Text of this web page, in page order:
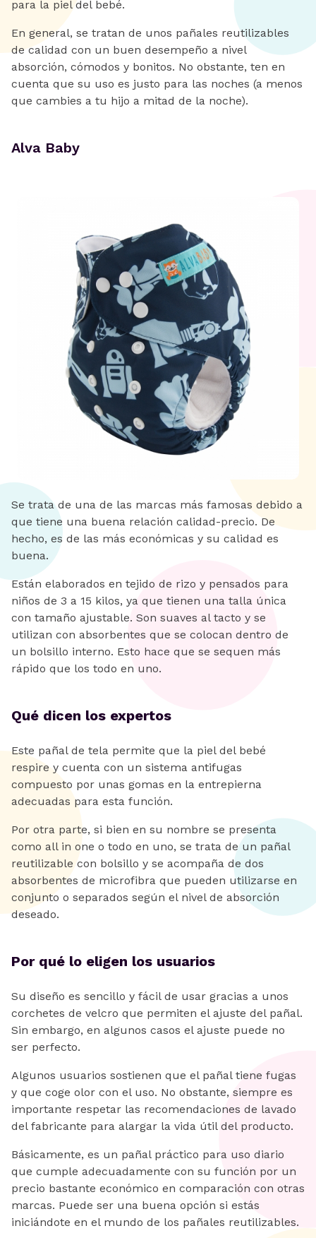
para la piel del bebé.
En general, se tratan de unos pañales reutilizables
de calidad con un buen desempeño a nivel
absorción, cómodos y bonitos. No obstante, ten en
cuenta que su uso es justo para las noches (a menos
que cambies a tu hijo a mitad de la noche).
Alva Baby
Se trata de una de las marcas más famosas debido a
que tiene una buena relación calidad-precio. De
hecho, es de las más económicas y su calidad es
buena.
Están elaborados en tejido de rizo y pensados para
niños de 3 a 15 kilos, ya que tienen una talla única
con tamaño ajustable. Son suaves al tacto y se
utilizan con absorbentes que se colocan dentro de
un bolsillo interno. Esto hace que se sequen más
rápido que los todo en uno.
Qué dicen los expertos
Este pañal de tela permite que la piel del bebé
respire y cuenta con un sistema antifugas
compuesto por unas gomas en la entrepierna
adecuadas para esta función.
Por otra parte, si bien en su nombre se presenta
como all in one o todo en uno, se trata de un pañal
reutilizable con bolsillo y se acompaña de dos
absorbentes de microfibra que pueden utilizarse en
conjunto o separados según el nivel de absorción
deseado.
Por qué lo eligen los usuarios
Su diseño es sencillo y fácil de usar gracias a unos
corchetes de velcro que permiten el ajuste del pañal.
Sin embargo, en algunos casos el ajuste puede no
ser perfecto.
Algunos usuarios sostienen que el pañal tiene fugas
y que coge olor con el uso. No obstante, siempre es
importante respetar las recomendaciones de lavado
del fabricante para alargar la vida útil del producto.
Básicamente, es un pañal práctico para uso diario
que cumple adecuadamente con su función por un
precio bastante económico en comparación con otras
marcas. Puede ser una buena opción si estás
iniciándote en el mundo de los pañales reutilizables.